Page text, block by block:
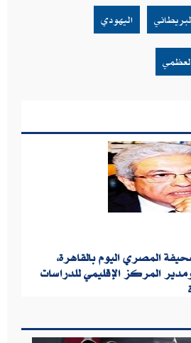
اليهودي
المصري اليوم بالقاهرة،
المركز الإقليمي للدراسات